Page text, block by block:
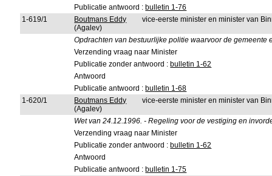
Publicatie antwoord : bulletin 1-76
1-619/1
Boutmans Eddy
(Agalev)
vice-eerste minister en minister van
Opdrachten van bestuurlijke politie waarvoor de gemeente
Verzending vraag naar Minister
Publicatie zonder antwoord : bulletin 1-62
Antwoord
Publicatie antwoord : bulletin 1-68
1-620/1
Boutmans Eddy
(Agalev)
vice-eerste minister en minister van
Wet van 24.12.1996. - Regeling voor de vestiging en
Verzending vraag naar Minister
Publicatie zonder antwoord : bulletin 1-62
Antwoord
Publicatie antwoord : bulletin 1-75